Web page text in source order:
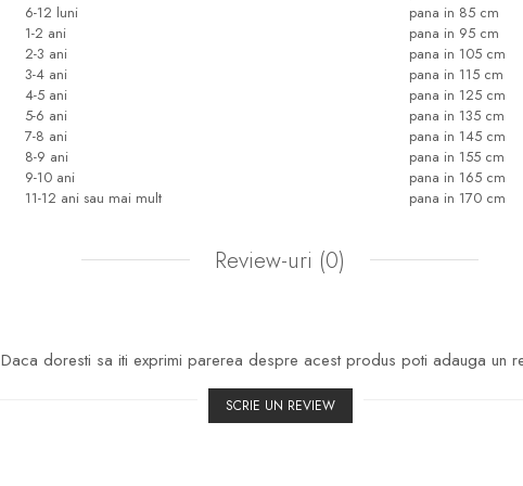
6-12 luni
pana in 85 cm
1-2 ani
pana in 95 cm
2-3 ani
pana in 105 cm
3-4 ani
pana in 115 cm
4-5 ani
pana in 125 cm
5-6 ani
pana in 135 cm
7-8 ani
pana in 145 cm
8-9 ani
pana in 155 cm
9-10 ani
pana in 165 cm
11-12 ani sau mai mult pana in 170 cm
Review-uri (0)
Daca doresti sa iti exprimi parerea despre acest produs poti adauga un
SCRIE UN REVIEW